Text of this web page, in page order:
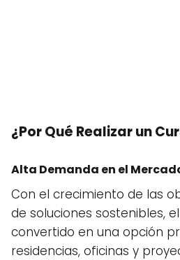
¿Por Qué Realizar un
Alta Demanda en el
Con el crecimiento de las
de soluciones sostenibles,
convertido en una opción
residencias, oficinas y